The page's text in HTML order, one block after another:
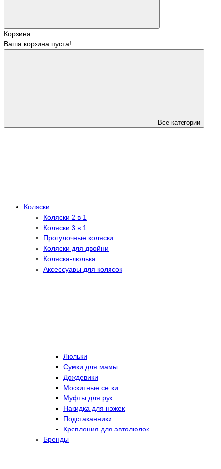
Корзина
Ваша корзина пуста!
Все категории
Коляски
Коляски 2 в 1
Коляски 3 в 1
Прогулочные коляски
Коляски для двойни
Коляска-люлька
Аксессуары для колясок
Люльки
Сумки для мамы
Дождевики
Москитные сетки
Муфты для рук
Накидка для ножек
Подстаканники
Крепления для автолюлек
Бренды